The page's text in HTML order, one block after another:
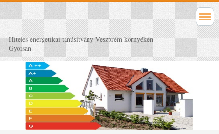
Hiteles energetikai tanúsítvány Veszprém környékén –
Gyorsan